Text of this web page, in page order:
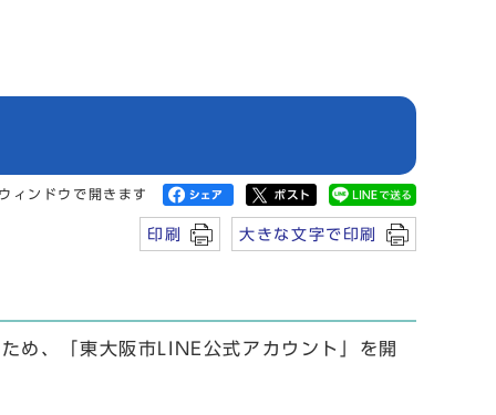
ィンドウで開きます
印刷 大きな文字で印刷
め、「東大阪市LINE公式アカウント」を開